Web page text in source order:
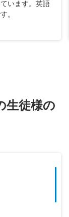
います。英語
。
生徒様の